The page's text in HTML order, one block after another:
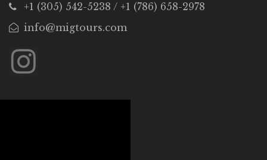
+1 (305) 542-5238 / +1 (786) 658-2978
info@migtours.com